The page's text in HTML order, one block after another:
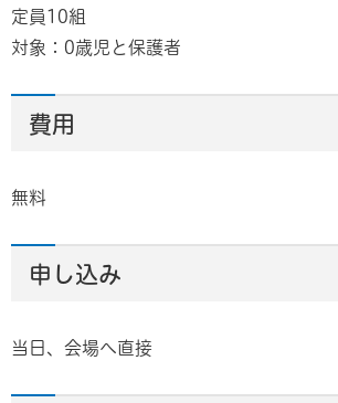
定員10組
対象：0歳児と保護者
費用
無料
申し込み
当日、会場へ直接